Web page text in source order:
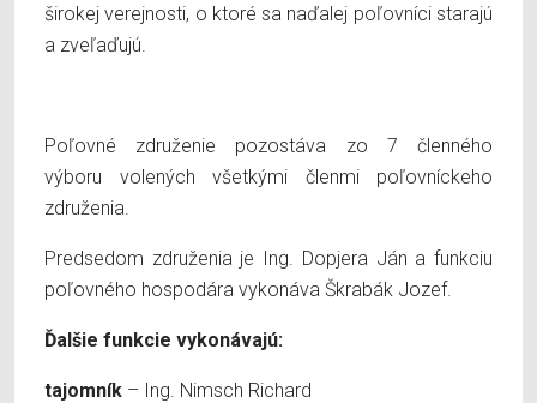
širokej verejnosti, o ktoré sa naďalej poľovníci starajú
a zveľaďujú.
Poľovné združenie pozostáva zo 7 členného
výboru volených všetkými členmi poľovníckeho
združenia.
Predsedom združenia je Ing. Dopjera Ján a funkciu
poľovného hospodára vykonáva Škrabák Jozef.
Ďalšie funkcie vykonávajú:
tajomník – Ing. Nimsch Richard